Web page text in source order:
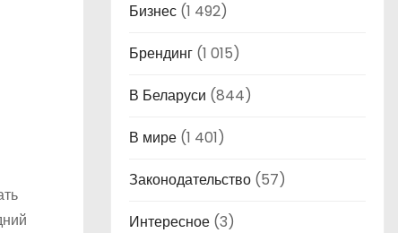
Бизнес (1 492)
Брендинг (1 015)
В Беларуси (844)
В мире (1 401)
Законодательство (57)
Интересное (3)